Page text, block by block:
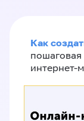
Как
пошаговая
интернет-